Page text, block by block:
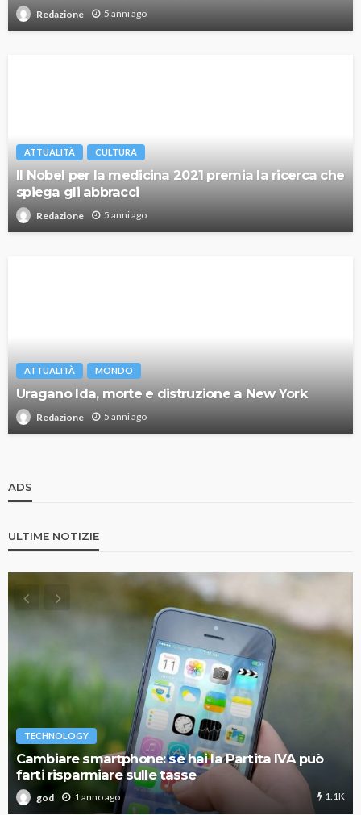
Redazione 5 anni ago
ATTUALITÀ CULTURA
Il Nobel per la medicina 2021 premia la ricerca che
spiega gli abbracci
Redazione 5 anni ago
ATTUALITÀ MONDO
Uragano Ida, morte e distruzione a New York
Redazione 5 anni ago
ADS
ULTIME NOTIZIE
TECHNOLOGY
Cambiare smartphone: se hai la Partita IVA può
farti risparmiare sulle tasse
god 1 anno ago 1.1K